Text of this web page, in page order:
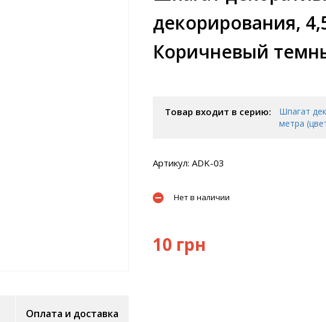
Оплата и доставка
декорирования,
Коричневый
Товар входит в серию:
Шпагат
метра
Артикул: ADK-03
Нет в наличии
10 грн